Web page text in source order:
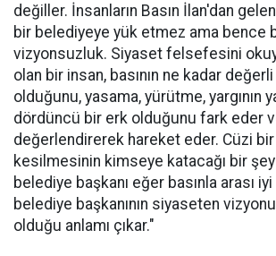
değiller. İnsanların Basın İlan'dan
bir belediyeye yük etmez ama bence
vizyonsuzluk. Siyaset felsefesini
olan bir insan, basının ne kadar
olduğunu, yasama, yürütme, yargının
dördüncü bir erk olduğunu fark eder
değerlendirerek hareket eder. Cüzi bir
kesilmesinin kimseye katacağı bir
belediye başkanı eğer basınla arası
belediye başkanının siyaseten
olduğu anlamı çıkar."